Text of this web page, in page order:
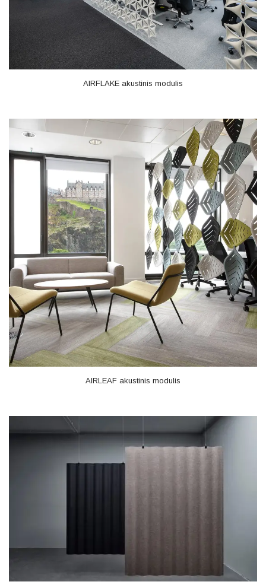
AIRFLAKE akustinis modulis
AIRLEAF akustinis modulis